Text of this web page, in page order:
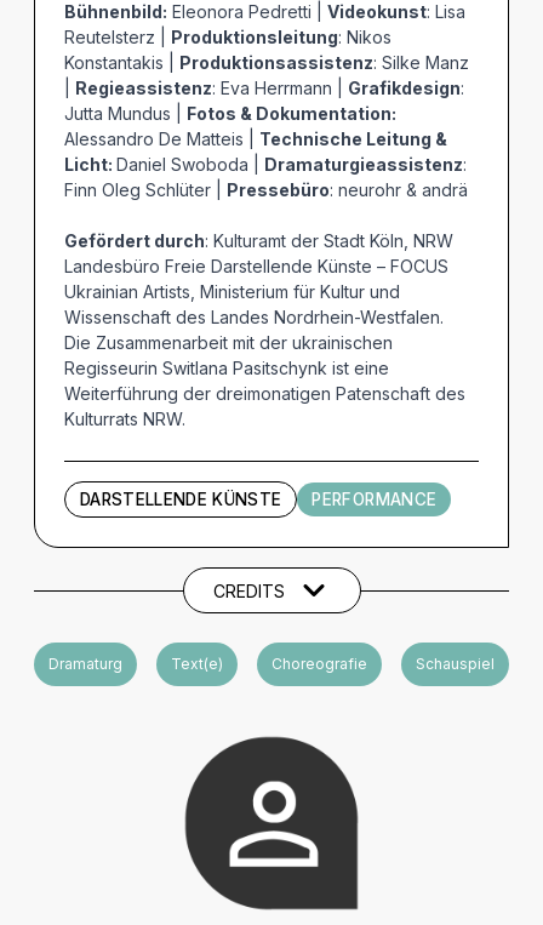
Bühnenbild: Eleonora Pedretti | Videokunst: Lisa
Reutelsterz | Produktionsleitung: Nikos
Konstantakis | Produktionsassistenz: Silke Manz
Regieassistenz: Eva Herrmann | Grafikdesign:
Jutta Mundus | Fotos & Dokumentation:
Alessandro De Matteis | Technische Leitung &
Licht: Daniel Swoboda | Dramaturgieassistenz:
Finn Oleg Schlüter | Pressebüro: neurohr & andrä
Gefördert durch: Kulturamt der Stadt Köln, NRW
Landesbüro Freie Darstellende Künste – FOCUS
Ukrainian Artists, Ministerium für Kultur und
Wissenschaft des Landes Nordrhein-Westfalen.
Die Zusammenarbeit mit der ukrainischen
Regisseurin Switlana Pasitschynk ist eine
Weiterführung der dreimonatigen Patenschaft des
Kulturrats NRW.
DARSTELLENDE KÜNSTE PERFORMANCE
Künstler und Beteiligte
CREDITS
Dramaturgie Text(e) Choreografie Schauspiel